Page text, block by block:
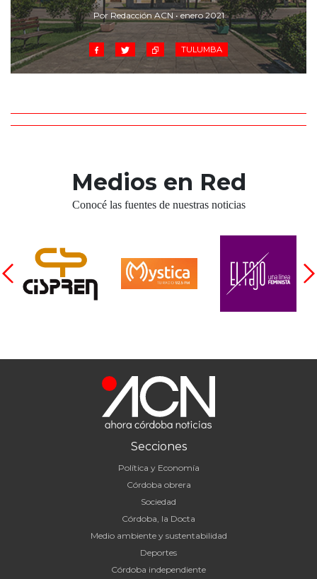
Por Redacción ACN • enero 2021
TULUMBA
Medios en Red
Conocé las fuentes de nuestras noticias
Secciones
Política y Economía
Córdoba obrera
Sociedad
Córdoba, la Docta
Medio ambiente y sustentabilidad
Deportes
Córdoba independiente